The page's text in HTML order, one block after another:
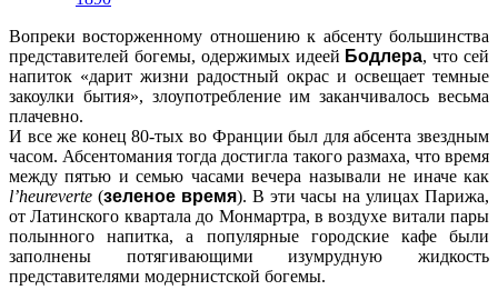
Вопреки восторженному отношению к абсенту большинства
представителей богемы, одержимых идеей Бодлера, что сей
напиток «дарит жизни радостный окрас и освещает темные
закоулки бытия», злоупотребление им заканчивалось весьма
плачевно.
И все же конец 80-тых во Франции был для абсента звездным
часом. Абсентомания тогда достигла такого размаха, что время
между пятью и семью часами вечера называли не иначе как
l’heureverte (зеленое время). В эти часы на улицах Парижа,
от Латинского квартала до Монмартра, в воздухе витали пары
полынного напитка, а популярные городские кафе были
заполнены потягивающими изумрудную жидкость
представителями модернистской богемы.